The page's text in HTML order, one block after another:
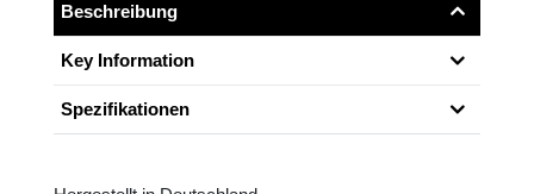
Beschreibung
Key Information
Spezifikationen